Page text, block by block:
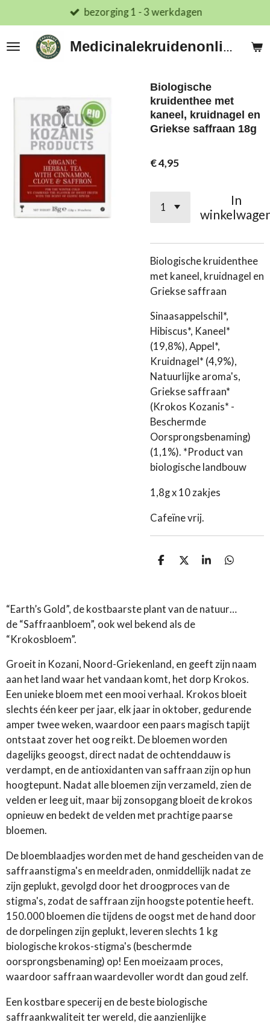
direct
naar
Medicinalekruidenonline.nl
bezorging 1 - 3 werkdagen
Biologische
kruidenthee met
kaneel, kruidnagel en
Griekse saffraan 18g
€ 4,95
In
Biologische kruidenthee
met kaneel, kruidnagel en
Griekse saffraan
Sinaasappelschil*,
Hibiscus*, Kaneel*
(19,8%), Appel*,
Kruidnagel* (4,9%),
Natuurlijke aroma's,
Griekse saffraan*
(Krokos Kozanis* -
Beschermde
Oorsprongsbenaming)
(1,1%). *Product van
biologische landbouw
1,8g x 10 zakjes
Cafeïne vrij.
D
n
D
S
e
D
n
“Earth’s Gold”, de kostbaarste plant van de natuur…
de “Saffraanbloem”, ook wel bekend als de
“Krokosbloem”.
Groeit in Kozani, Noord-Griekenland, en geeft zijn naam
aan het land waar het vandaan komt, het dorp Krokos.
Een unieke bloem met een mooi verhaal. Krokos bloeit
slechts één keer per jaar, elk jaar in oktober, gedurende
amper twee weken, waardoor een paars magisch tapijt
ontstaat zover het oog reikt. De bloemen worden
dagelijks geoogst, direct nadat de ochtenddauw is
verdampt, en de antioxidanten van saffraan zijn op hun
hoogtepunt. Nadat alle bloemen zijn verzameld, zien de
velden er leeg uit, maar bij zonsopgang bloeit de krokos
opnieuw en bedekt de velden met prachtige paarse
bloemen.
De bloemblaadjes worden met de hand gescheiden van de
saffraanstigma's en meeldraden, onmiddellijk nadat ze
zijn geplukt, gevolgd door het droogproces van de
stigma's, zodat de saffraan zijn hoogste potentie heeft.
150.000 bloemen die tijdens de oogst met de hand door
de dorpelingen zijn geplukt, leveren slechts 1 kg
biologische krokos-stigma's (beschermde
oorsprongsbenaming) op! Een moeizaam proces,
waardoor saffraan waardevoller wordt dan goud zelf.
Een kostbare specerij en de beste biologische
saffraankwaliteit ter wereld, die aanzienlijke